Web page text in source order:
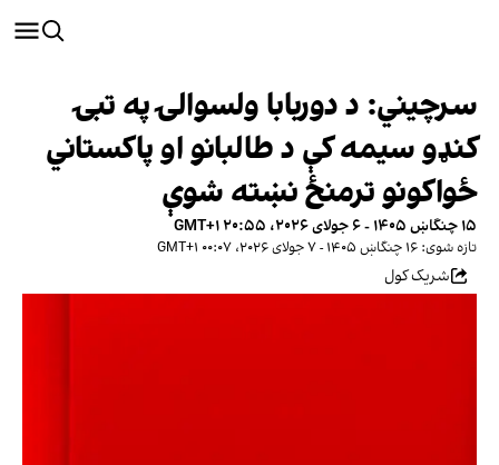
سرچیني: د دوربابا ولسوالۍ په تبۍ
کنډو سیمه کې د طالبانو او پاکستاني
ځواکونو ترمنځ نښته شوې
۱۵ چنگاښ ۱۴۰۵ - ۶ جولای ۲۰۲۶، ۲۰:۵۵ GMT+۱
تازه شوی: ۱۶ چنگاښ ۱۴۰۵ - ۷ جولای ۲۰۲۶، ۰۰:۰۷ GMT+۱
شریک کول